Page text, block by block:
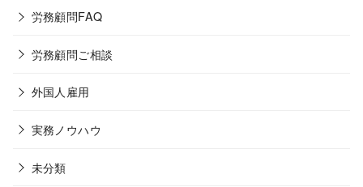
労務顧問FAQ
労務顧問ご相談
外国人雇用
実務ノウハウ
未分類